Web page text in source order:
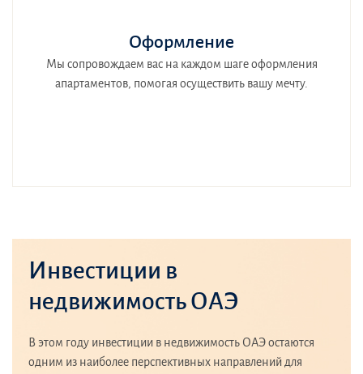
Оформление
Мы сопровождаем вас на каждом шаге оформления
апартаментов, помогая осуществить вашу мечту.
Инвестиции в
недвижимость ОАЭ
В этом году инвестиции в недвижимость ОАЭ остаются
одним из наиболее перспективных направлений для